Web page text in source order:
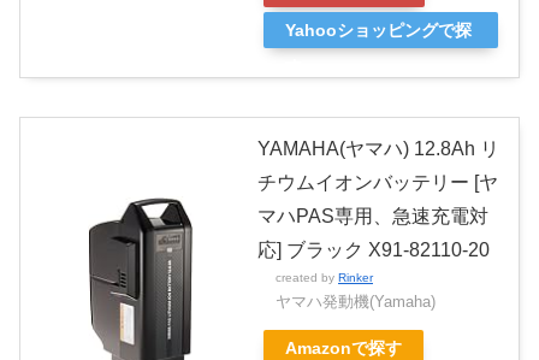
Yahooショッピングで探
YAMAHA(ヤマハ) 12.8Ah リ
チウムイオンバッテリー [ヤ
マハPAS専用、急速充電対
応] ブラック X91-82110-20
created by Rinker
ヤマハ発動機(Yamaha)
Amazonで探す